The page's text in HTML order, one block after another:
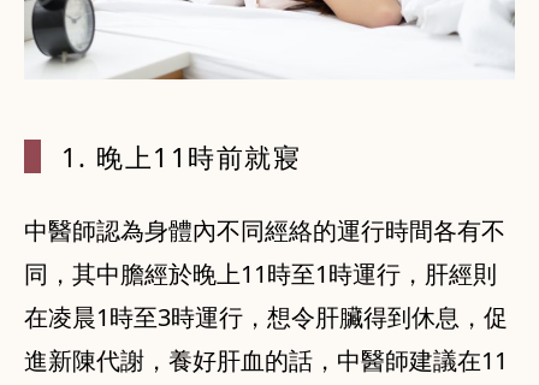
1. 晚上1 1時前就寢
中醫師認為身體內不同經絡的運行時間各有不
同，其中膽經於晚上11時至1時運行，肝經則
在凌晨1時至3時運行，想令肝臟得到休息，促
進新陳代謝，養好肝血的話，中醫師建議在11